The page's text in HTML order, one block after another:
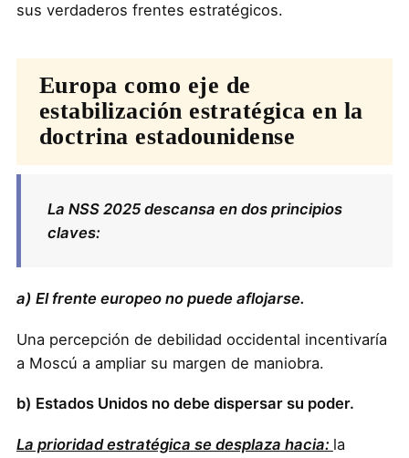
sus verdaderos frentes estratégicos.
Europa como eje de
estabilización estratégica en la
doctrina estadounidense
La NSS 2025 descansa en dos principios
claves:
a) El frente europeo no puede aflojarse.
Una percepción de debilidad occidental incentivaría
a Moscú a ampliar su margen de maniobra.
b) Estados Unidos no debe dispersar su poder.
La prioridad estratégica se desplaza hacia: la